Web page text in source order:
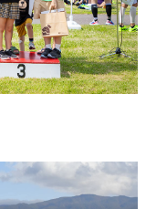
対象キッズ・ラ